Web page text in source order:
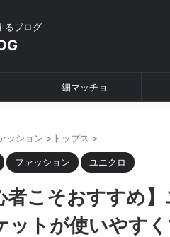
るブログ
細マッチョ
ッション > トップス >
ファッション ユニクロ
者こそおすすめ
ットが使いやす